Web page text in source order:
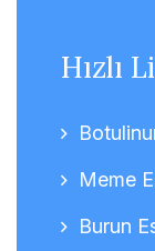
Hızlı
Meme
Burun